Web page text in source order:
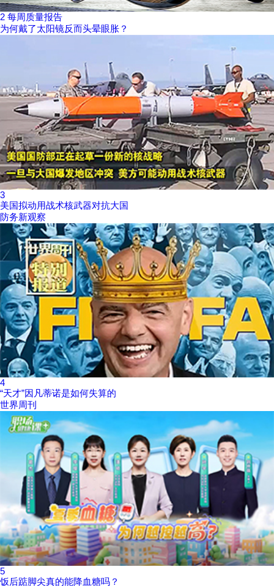
2 每周质量报告
为何戴了太阳镜反而头晕眼胀？
3
美国拟动用战术核武器对抗大国
防务新观察
4
“天才”因凡蒂诺是如何失算的
世界周刊
5
饭后踮脚尖真的能降血糖吗？